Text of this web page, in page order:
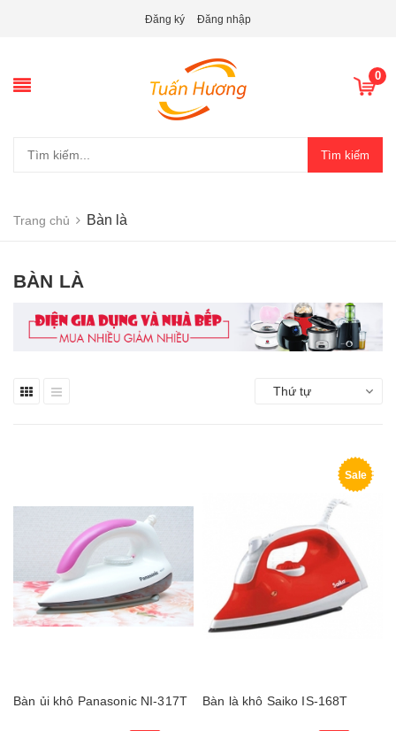
Đăng ký Đăng nhập
0
Tìm kiếm
Trang chủ Bàn là
BÀN LÀ
Thứ tự
Bàn ủi khô Panasonic NI-317T
Sale
Bàn là khô Saiko IS-168T